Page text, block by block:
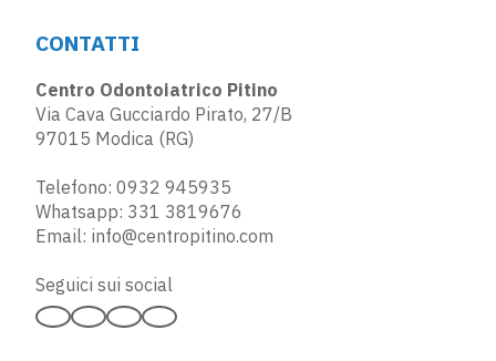
CONTATTI
Centro Odontoiatrico Pitino
Via Cava Gucciardo Pirato, 27/B
97015 Modica (RG)
Telefono: 0932 945935
Whatsapp: 331 3819676
Email: info@centropitino.com
Seguici sui social